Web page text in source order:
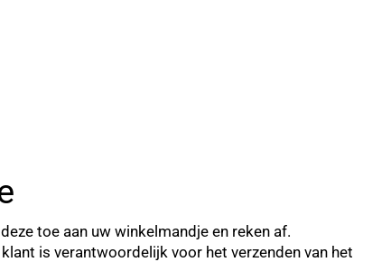
toe aan uw winkelmandje en reken af.
is verantwoordelijk voor het verzenden van het